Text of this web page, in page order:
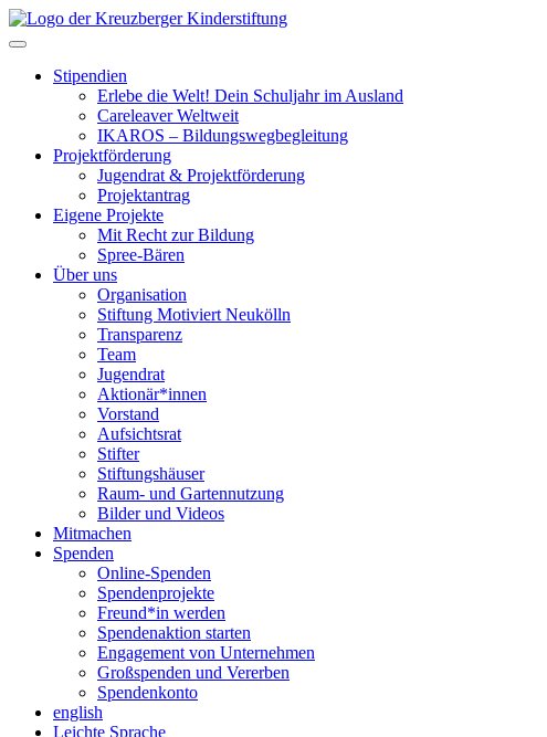
Skip
to
Toggle navigation
Stipendien
Erlebe die Welt! Dein Schuljahr im Ausland
Careleaver Weltweit
IKAROS – Bildungswegbegleitung
Projektförderung
Jugendrat & Projektförderung
Projektantrag
Eigene Projekte
Mit Recht zur Bildung
Spree-Bären
Über uns
Organisation
Stiftung Motiviert Neukölln
Transparenz
Team
Jugendrat
Aktionär*innen
Vorstand
Aufsichtsrat
Stifter
Stiftungshäuser
Raum- und Gartennutzung
Bilder und Videos
Mitmachen
Spenden
Online-Spenden
Spendenprojekte
Freund*in werden
Spendenaktion starten
Engagement von Unternehmen
Großspenden und Vererben
Spendenkonto
english
Leichte Sprache